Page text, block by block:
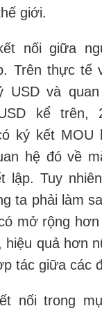
giới.
nối giữa
Trên thực tế
USD và
kể trên,
ký kết MOU
hệ đó về
lập. Tuy
ta phải làm
mở rộng
hiệu quả hơn
tác giữa các
nối trong